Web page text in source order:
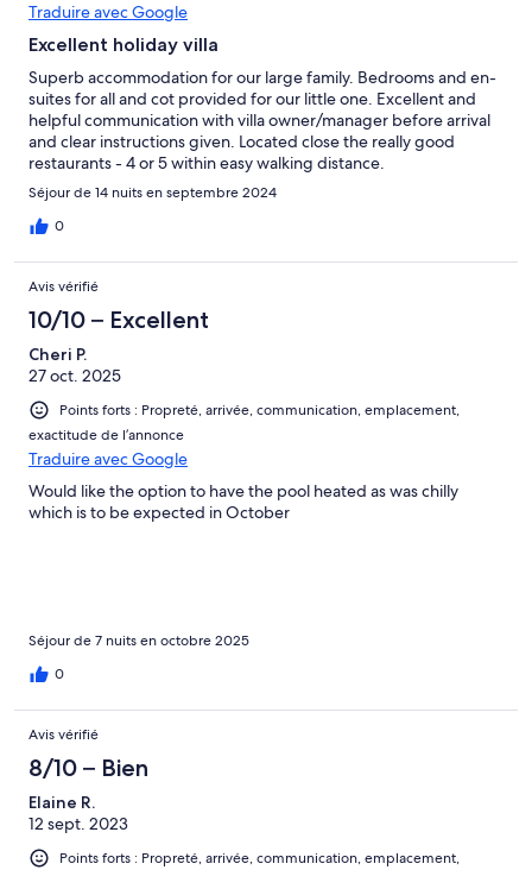
Traduire avec Google
Excellent holiday villa
Superb accommodation for our large family. Bedrooms and en-
suites for all and cot provided for our little one. Excellent and
helpful communication with villa owner/manager before arrival
and clear instructions given. Located close the really good
restaurants - 4 or 5 within easy walking distance.
Séjour de 14 nuits en septembre 2024
0
Avis vérifié
10/10 – Excellent
Cheri P.
27 oct. 2025
Points forts : Propreté, arrivée, communication, emplacement,
exactitude de l’annonce
Traduire avec Google
Would like the option to have the pool heated as was chilly
which is to be expected in October
Séjour de 7 nuits en octobre 2025
0
Avis vérifié
8/10 – Bien
Elaine R.
12 sept. 2023
Points forts : Propreté, arrivée, communication, emplacement,